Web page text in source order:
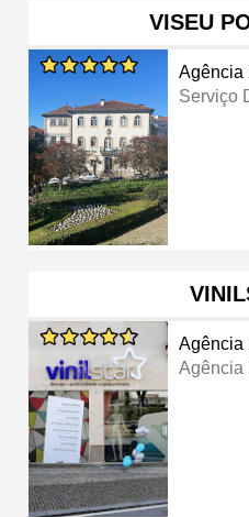
VISEU
Agência
Serviço
Agência
Agência